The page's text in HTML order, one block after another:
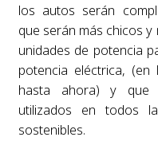
los autos serán
que serán más chicos
unidades de potencia
potencia eléctrica,
hasta ahora) y que
utilizados en todos
sostenibles.